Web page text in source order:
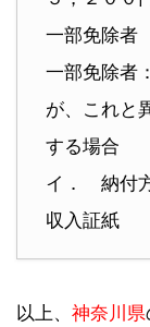
一部免除者
一部免除者
が、これと
する場合
イ． 納付
収入証紙
以上、 神奈川県